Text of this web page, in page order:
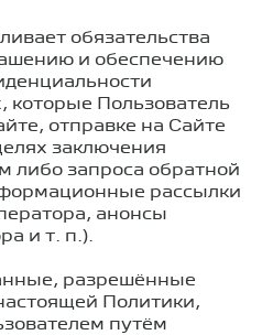
обязательства
и обеспечению
которые Пользователь
отправке на Сайте
заключения
либо запроса обратной
рассылки
анонсы
и т. п. ).
разрешённые
Политики,
путём